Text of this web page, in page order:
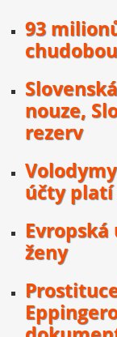
93
nouze,
rezerv
účty
ženy